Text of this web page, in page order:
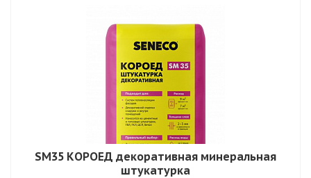
SM35 КОРОЕД декоративная минеральная
штукатурка